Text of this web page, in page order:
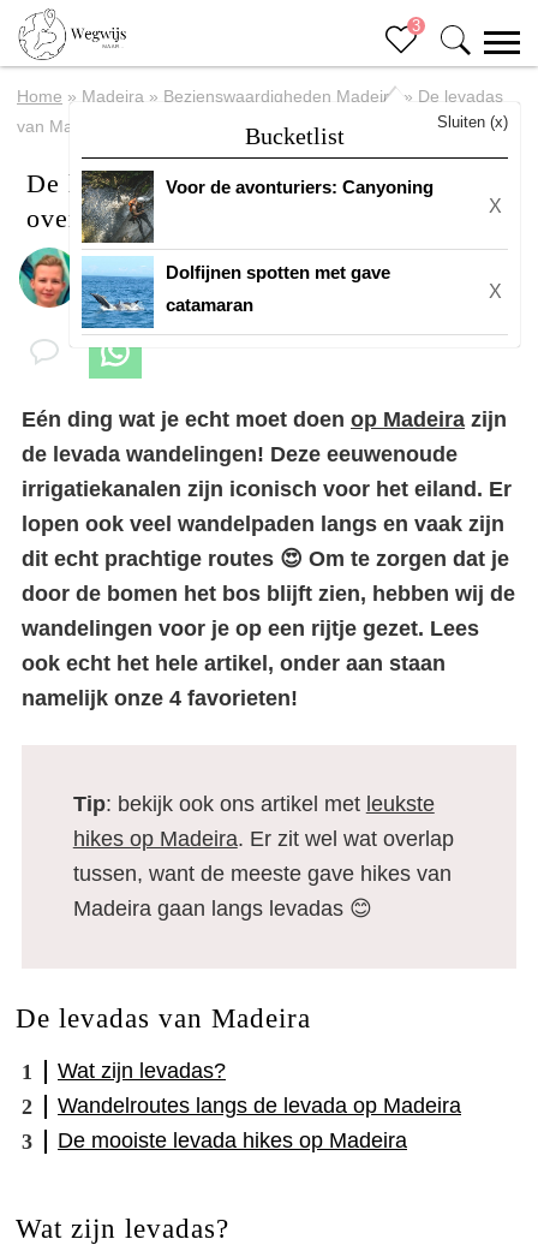
3
Bucketlist
Sluiten (x)
Voor de avonturiers: Canyoning
X
Dolfijnen spotten met gave
catamaran
X
Home » Madeira » Bezienswaardigheden Madeira » De levadas
van Madeira: een compleet overzicht + onze favorieten
De levadas van Madeira: een compleet
overzicht + onze favorieten
DoorMargreth
Eén ding wat je echt moet doen op Madeira zijn
de levada wandelingen! Deze eeuwenoude
irrigatiekanalen zijn iconisch voor het eiland. Er
lopen ook veel wandelpaden langs en vaak zijn
dit echt prachtige routes 😍 Om te zorgen dat je
door de bomen het bos blijft zien, hebben wij de
wandelingen voor je op een rijtje gezet. Lees
ook echt het hele artikel, onder aan staan
namelijk onze 4 favorieten!
Tip: bekijk ook ons artikel met leukste
hikes op Madeira. Er zit wel wat overlap
tussen, want de meeste gave hikes van
Madeira gaan langs levadas 😊
De levadas van Madeira
Wat zijn levadas?
Wandelroutes langs de levada op Madeira
De mooiste levada hikes op Madeira
Wat zijn levadas?